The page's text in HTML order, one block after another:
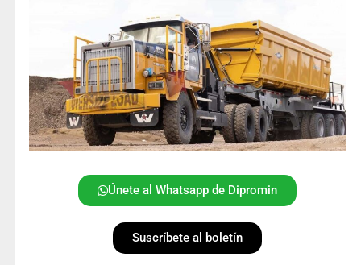
Únete al Whatsapp de Dipromin
Suscríbete al boletín